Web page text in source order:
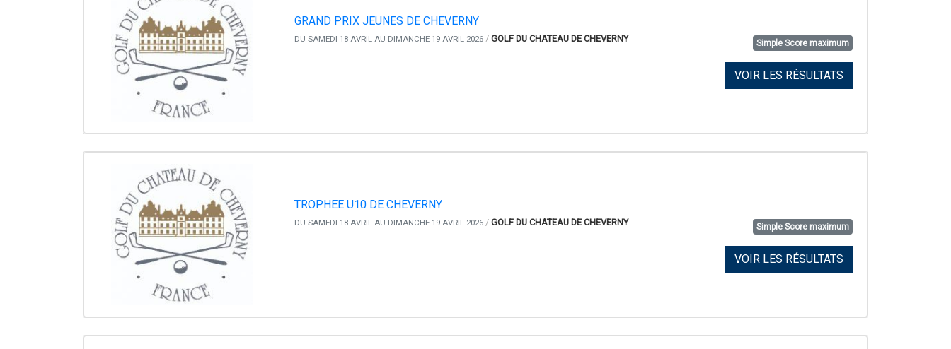
GRAND PRIX JEUNES DE CHEVERNY
DU SAMEDI 18 AVRIL AU DIMANCHE 19 AVRIL 2026 / GOLF DU CHATEAU DE CHEVERNY Simple Score maximum
VOIR LES RÉSULTATS
TROPHEE U10 DE CHEVERNY
DU SAMEDI 18 AVRIL AU DIMANCHE 19 AVRIL 2026 / GOLF DU CHATEAU DE CHEVERNY Simple Score maximum
VOIR LES RÉSULTATS